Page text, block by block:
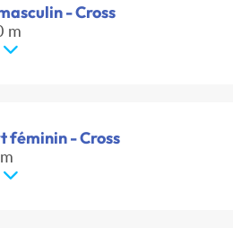
- Cross
m
féminin - Cross